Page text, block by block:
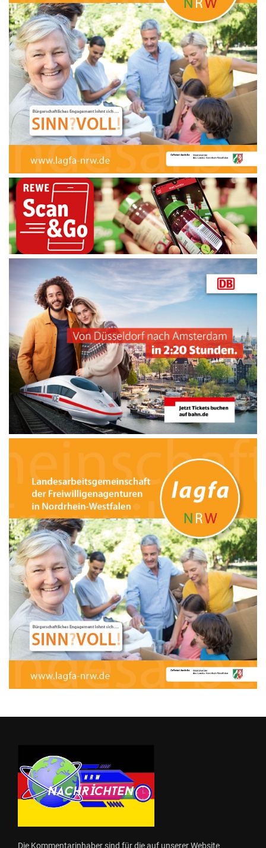
Die Kommentarinhaber sind für die auf unserer Website